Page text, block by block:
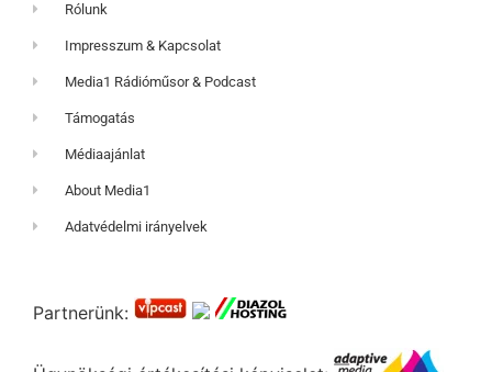
Rólunk
Impresszum & Kapcsolat
Media1 Rádióműsor & Podcast
Támogatás
Médiaajánlat
About Media1
Adatvédelmi irányelvek
Partnerünk: